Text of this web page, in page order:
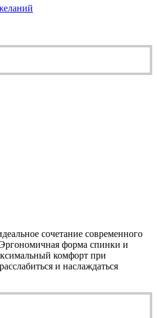
сочетание современного
форма спинки и
комфорт при
и наслаждаться